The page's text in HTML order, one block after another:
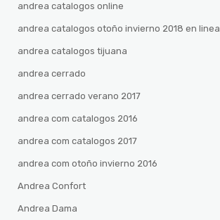
andrea catalogos online
andrea catalogos otoño invierno 2018 en linea
andrea catalogos tijuana
andrea cerrado
andrea cerrado verano 2017
andrea com catalogos 2016
andrea com catalogos 2017
andrea com otoño invierno 2016
Andrea Confort
Andrea Dama